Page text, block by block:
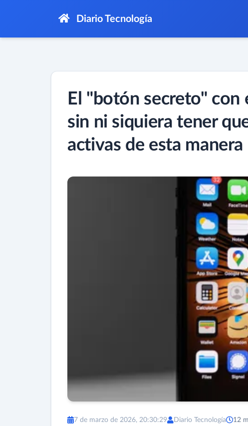
Diario Tecnología
El "botón secreto" con
sin ni siquiera tener
activas de esta manera
7 de marzo de 2026, 20:30:29 Diario Tecnología 12